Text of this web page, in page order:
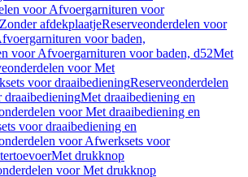
voor Afvoergarnituren voor
Zonder afdekplaatjeReserveonderdelen voor
voor baden,
voor Afvoergarnituren voor baden, d52Met
voor Met
voor draaibedieningReserveonderdelen
Met draaibediening en
voor Met draaibediening en
voor draaibediening en
voor Afwerksets voor
Met drukknop
voor Met drukknop